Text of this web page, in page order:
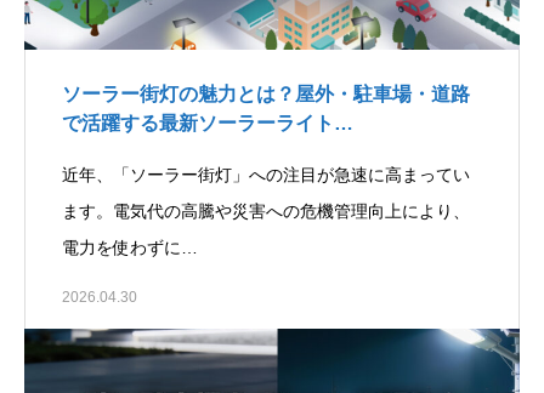
ソーラー街灯の魅力とは？屋外・駐車場・道路
で活躍する最新ソーラーライト…
近年、「ソーラー街灯」への注目が急速に高まってい
ます。電気代の高騰や災害への危機管理向上により、
電力を使わずに…
2026.04.30